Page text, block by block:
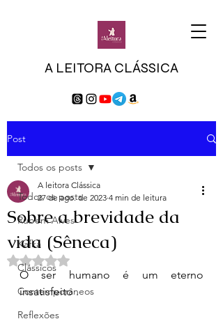
A LEITORA CLÁSSICA
Post
Todos os posts
Rubem Alves
Kafka
Clássicos
Contemporâneos
Reflexões
Todos os posts
Sobre a brevidade da
vida (Sêneca)
A leitora Clássica
27 de ago. de 2023 4 min de leitura
Avaliado com NaN de 5 estrelas.
O ser humano é um eterno
insatisfeito .